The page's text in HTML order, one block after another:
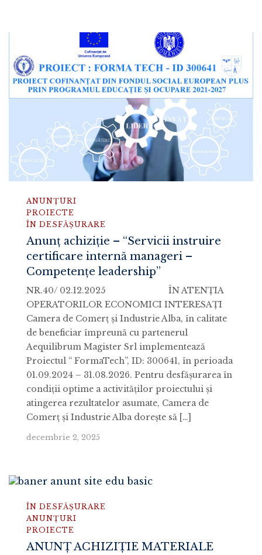
ANUNȚURI
PROIECTE
ÎN DESFĂȘURARE
Anunț achiziție – “Servicii instruire
certificare internă manageri –
Competențe leadership”
NR.40/ 02.12.2025 ÎN ATENŢIA
OPERATORILOR ECONOMICI INTERESAŢI
Camera de Comerț și Industrie Alba, în calitate
de beneficiar împreună cu partenerul
Aequilibrum Magister Srl implementează
Proiectul “ FormaTech”, ID: 300641, în perioada
01.09.2024 – 31.08.2026. Pentru desfășurarea în
condiții optime a activităților proiectului și
atingerea rezultatelor asumate, Camera de
Comerț și Industrie Alba dorește să […]
decembrie 2, 2025
ÎN DESFĂȘURARE
ANUNȚURI
PROIECTE
ANUNȚ ACHIZIȚIE MATERIALE